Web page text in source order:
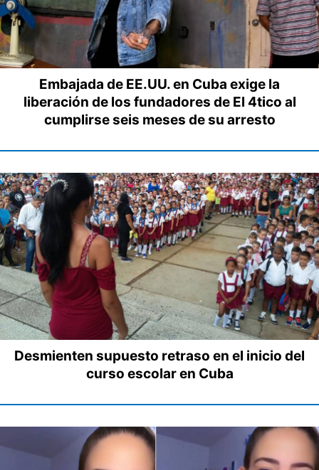
Embajada de EE.UU. en Cuba exige la
liberación de los fundadores de El 4tico al
cumplirse seis meses de su arresto
Desmienten supuesto retraso en el inicio del
curso escolar en Cuba